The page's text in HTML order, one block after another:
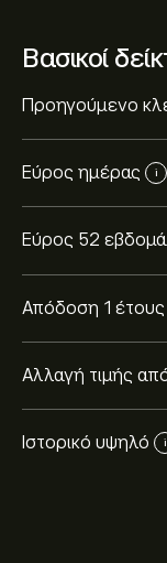
Βασικοί
Προηγούμενο
Εύρος ημέρας i
Εύρος 52
Απόδοση 1 έτους
Αλλαγή τιμής
Ιστορικό υψηλό i